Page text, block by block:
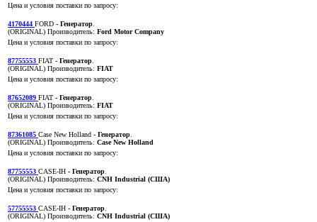
Цена и условия поставки по запросу:
4170444 FORD - Генератор.
(ORIGINAL) Производитель: Ford Motor Company
Цена и условия поставки по запросу:
87755553 FIAT - Генератор.
(ORIGINAL) Производитель: FIAT
Цена и условия поставки по запросу:
87652089 FIAT - Генератор.
(ORIGINAL) Производитель: FIAT
Цена и условия поставки по запросу:
87361085 Case New Holland - Генератор.
(ORIGINAL) Производитель: Case New Holland
Цена и условия поставки по запросу:
87755553 CASE-IH - Генератор.
(ORIGINAL) Производитель: CNH Industrial (США)
Цена и условия поставки по запросу:
57755553 CASE-IH - Генератор.
(ORIGINAL) Производитель: CNH Industrial (США)